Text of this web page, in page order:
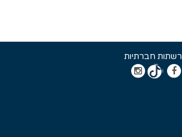
רשתות חברתיות